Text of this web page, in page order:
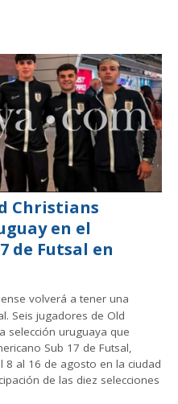
Christians
en el
de Futsal en
volverá a tener una
Seis jugadores de Old
selección uruguaya que
Sub 17 de Futsal,
8 al 16 de agosto en la ciudad
de las diez selecciones